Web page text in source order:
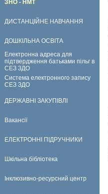
ЗНО - НМТ
ДИСТАНЦІЙНЕ НАВЧАННЯ
ДОШКІЛЬНА ОСВІТА
Електронна адреса для
підтвердження батьками пільг в
СЕЗ ЗДО
Система електронного запису
СЕЗ ЗДО
ДЕРЖАВНІ ЗАКУПІВЛІ
Вакансії
ЕЛЕКТРОННІ ПІДРУЧНИКИ
Шкільна бібліотека
Інклюзивно-ресурсний центр